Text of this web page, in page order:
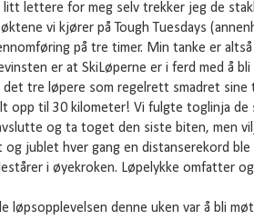
lettere for meg selv trekker jeg de
vi kjører på Tough Tuesdays
på tre timer. Min tanke er
er at SkiLøperne er i ferd med å
tre løpere som regelrett smadret sine
opp til 30 kilometer! Vi fulgte toglinja de
og ta toget den siste biten, men
jublet hver gang en distanserekord
i øyekroken. Løpelykke omfatter
løpsopplevelsen denne uken var å bli